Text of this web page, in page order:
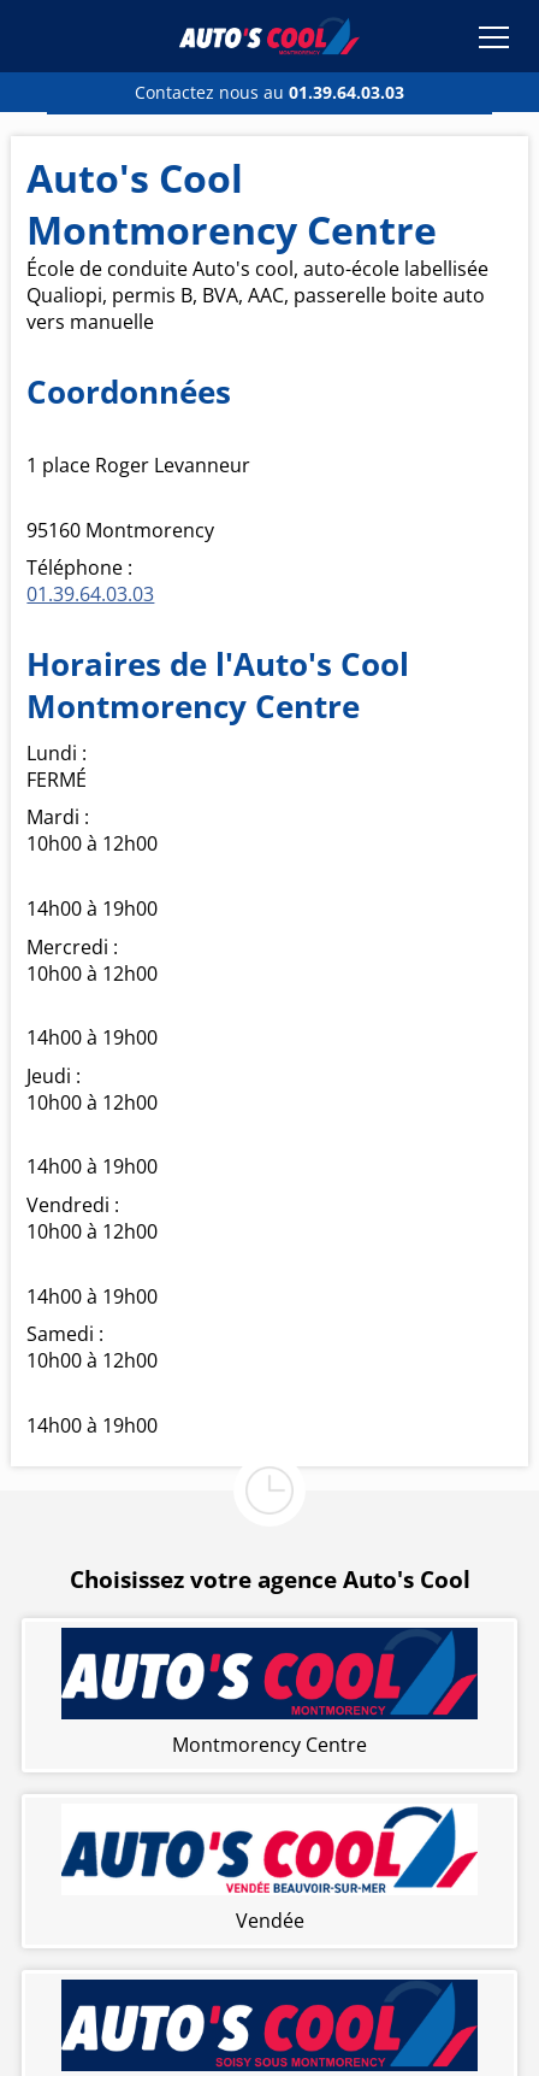
Contactez nous au 01.39.64.03.03
Auto's Cool
Montmorency Centre
École de conduite Auto's cool, auto-école labellisée
Qualiopi, permis B, BVA, AAC, passerelle boite auto
vers manuelle
Coordonnées
1 place Roger Levanneur
95160 Montmorency
Téléphone :
01.39.64.03.03
Horaires de l'Auto's Cool
Montmorency Centre
Lundi :
FERMÉ
Mardi :
10h00 à 12h00
14h00 à 19h00
Mercredi :
10h00 à 12h00
14h00 à 19h00
Jeudi :
10h00 à 12h00
14h00 à 19h00
Vendredi :
10h00 à 12h00
14h00 à 19h00
Samedi :
10h00 à 12h00
14h00 à 19h00
Choisissez votre agence Auto's Cool
Montmorency Centre
Vendée
Soisy-sous-Montmorency